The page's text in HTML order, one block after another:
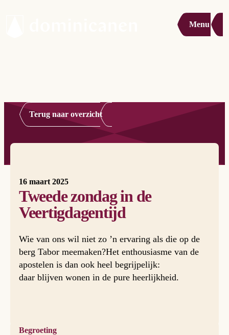
Menu
Terug naar overzicht
16 maart 2025
Tweede zondag in de
Veertigdagentijd
Wie van ons wil niet zo ’n ervaring als die op de
berg Tabor meemaken?Het enthousiasme van de
apostelen is dan ook heel begrijpelijk:
daar blijven wonen in de pure heerlijkheid.
Begroeting